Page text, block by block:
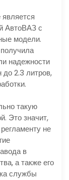
АвтоВАЗ с
модели.
надежности
2.3 литров,
такую
Это значит,
не
в
а также его
службы